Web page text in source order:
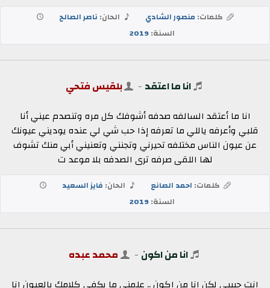
كلمات: منصور الشادي الحان: ناصر الصالح
السنة:2019
انا ما اعتقد - بلقيس فتحي
انا ما أعتقد السالفه صدفه أشوفك كل مره وتنصدم عيني أنا
قلبي وأعرفه ياللي ما تعرفه إذا حب شي لي عنده يوديني عيونك
عن عيون الناس مختلفه تحيرني وتجنني وتعنيني أبي منك تشوف
لها اللقى صرفه ترى الصدفه بلا موعد ت
كلمات: احمد الصانع الحان: فايز السعيد
السنة:2019
انا من اكون - محمد عبده
انت حبيبي لكن انا من اكون .. علمني ما يكفي كلامك بالعيون انا